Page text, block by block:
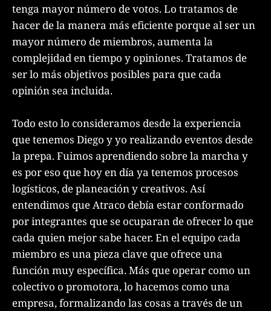
tenga mayor número de votos. Lo tratamos de
hacer de la manera más eficiente porque al ser un
mayor número de miembros, aumenta la
complejidad en tiempo y opiniones. Tratamos de
ser lo más objetivos posibles para que cada
opinión sea incluida.
Todo esto lo consideramos desde la experiencia
que tenemos Diego y yo realizando eventos desde
la prepa. Fuimos aprendiendo sobre la marcha y
es por eso que hoy en día ya tenemos procesos
logísticos, de planeación y creativos. Así
entendimos que Atraco debía estar conformado
por integrantes que se ocuparan de ofrecer lo que
cada quien mejor sabe hacer. En el equipo cada
miembro es una pieza clave que ofrece una
función muy específica. Más que operar como un
colectivo o promotora, lo hacemos como una
empresa, formalizando las cosas a través de un